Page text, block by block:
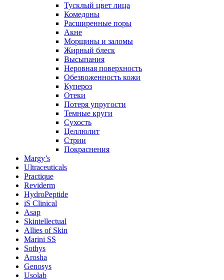
Тусклый цвет лица
Комедоны
Расширенные поры
Акне
Морщины и заломы
Жирный блеск
Высыпания
Неровная поверхность
Обезвоженность кожи
Купероз
Отеки
Потеря упругости
Темные круги
Сухость
Целлюлит
Стрии
Покраснения
Margy’s
Ultraceuticals
Practique
Reviderm
HydroPeptide
iS Clinical
Asap
Skintellectual
Allies of Skin
Marini SS
Sothys
Arosha
Genosys
Usolab